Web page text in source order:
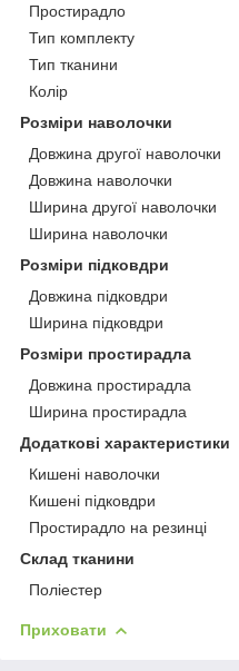
Простирадло
Тип комплекту
Тип тканини
Колір
Розміри наволочки
Довжина другої наволочки
Довжина наволочки
Ширина другої наволочки
Ширина наволочки
Розміри підковдри
Довжина підковдри
Ширина підковдри
Розміри простирадла
Довжина простирадла
Ширина простирадла
Додаткові характеристики
Кишені наволочки
Кишені підковдри
Простирадло на резинці
Склад тканини
Поліестер
Приховати